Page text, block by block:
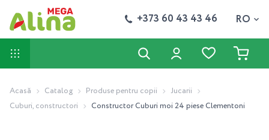
+373 60 43 43 46 RO
Acasă Catalog Produse pentru copii
Jucarii
Cuburi, constructori
Constructor Cuburi moi 24 piese Clementoni